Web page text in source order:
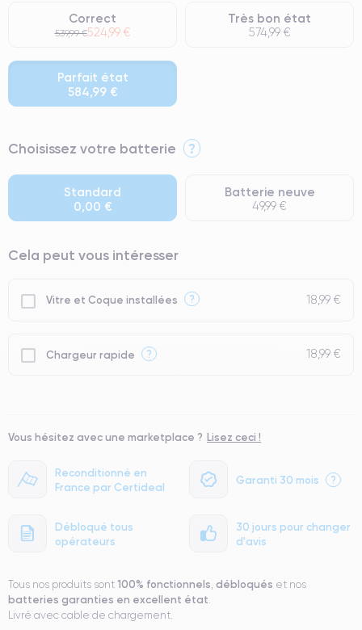
Reconditionné en
France par Certideal
Garanti 30 mois ?
Débloqué tous
opérateurs
30 jours pour changer
d'avis
Correct
539,99 €524,99 €
Très bon état
574,99 €
Parfait état
584,99 €
⭐ Premium
● Batterie : usage intensif.
● Seuls 5% de nos téléphones ont un grade Premium.
Choisissez votre batterie ?
Standard
0,00 €
Batterie neuve
49,99 €
Cela peut vous intéresser
Vitre et Coque installées ? 18,99 €
Chargeur rapide ? 18,99 €
Vous hésitez avec une marketplace ? Lisez ceci !
Tous nos produits sont 100% fonctionnels, débloqués et nos
batteries garanties en excellent état.
Livré avec cable de chargement.